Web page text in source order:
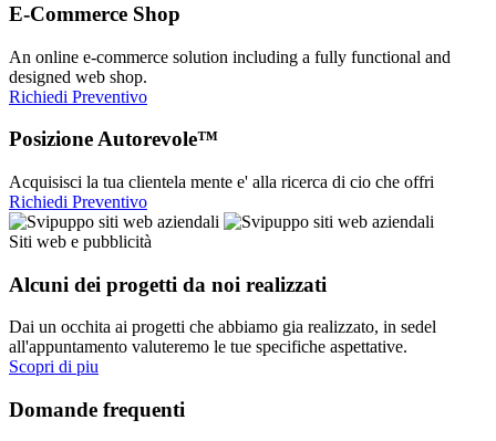
E-Commerce Shop
An online e-commerce solution including a fully functional and
designed web shop.
Richiedi Preventivo
Posizione Autorevole™
Acquisisci la tua clientela mente e' alla ricerca di cio che offri
Richiedi Preventivo
Siti web e pubblicità
Alcuni dei progetti da noi realizzati
Dai un occhita ai progetti che abbiamo gia realizzato, in sedel
all'appuntamento valuteremo le tue specifiche aspettative.
Scopri di piu
Domande frequenti